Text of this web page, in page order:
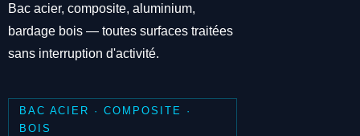
Bac acier, composite, aluminium,
bardage bois — toutes surfaces traitées
sans interruption d'activité.
BAC ACIER · COMPOSITE ·
BOIS